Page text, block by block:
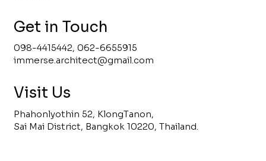
Get in Touch
098-4415442, 062-6655915
immerse.architect@gmail.com
Visit Us
Phahonlyothin 52, KlongTanon,
Sai Mai District, Bangkok 10220, Thailand.